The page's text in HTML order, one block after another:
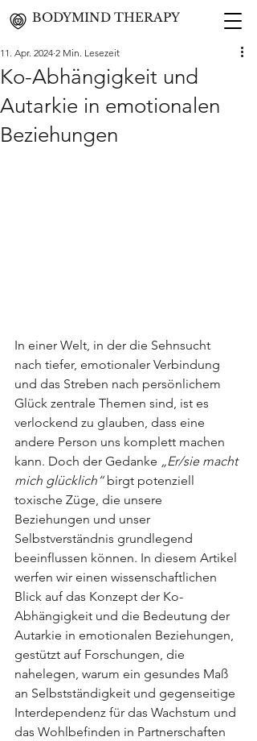
BODYMIND THERAPY
Ko-Abhängigkeit und
Autarkie in emotionalen
Beziehungen
11. Apr. 2024 2 Min. Lesezeit
In einer Welt, in der die Sehnsucht
nach tiefer, emotionaler Verbindung
und das Streben nach persönlichem
Glück zentrale Themen sind, ist es
verlockend zu glauben, dass eine
andere Person uns komplett machen
kann. Doch der Gedanke „Er/sie macht
mich glücklich“ birgt potenziell
toxische Züge, die unsere
Beziehungen und unser
Selbstverständnis grundlegend
beeinflussen können. In diesem Artikel
werfen wir einen wissenschaftlichen
Blick auf das Konzept der Ko-
Abhängigkeit und die Bedeutung der
Autarkie in emotionalen Beziehungen,
gestützt auf Forschungen, die
nahelegen, warum ein gesundes Maß
an Selbstständigkeit und gegenseitige
Interdependenz für das Wachstum und
das Wohlbefinden in Partnerschaften